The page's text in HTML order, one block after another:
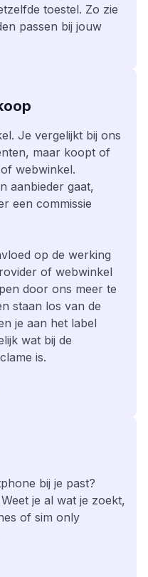
toestel. Zo zie
passen bij jouw
Je vergelijkt bij ons
maar koopt of
webwinkel.
aanbieder gaat,
een commissie
op de werking
of webwinkel
door ons meer te
staan los van de
je aan het label
wat bij de
is.
bij je past?
je al wat je zoekt,
of sim only